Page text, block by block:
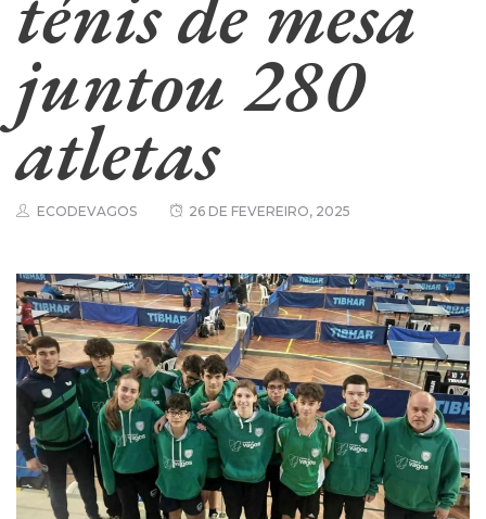
juntou 280
atletas
ECODEVAGOS 26 DE FEVEREIRO, 2025